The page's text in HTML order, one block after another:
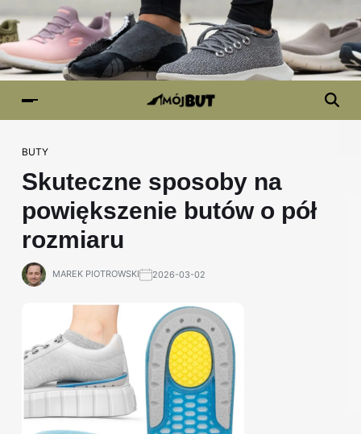
BUTY
Skuteczne sposoby na
powiększenie butów o pół
rozmiaru
MAREK PIOTROWSKI 2026-03-02